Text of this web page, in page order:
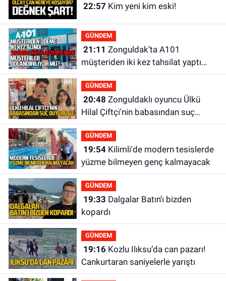
22:57 Kim yeni kim eski!
GÜNDEM
21:11
müşteriden iki kez tahsilat yaptı
geri ödemiyor!
GÜNDEM
20:48
Hilal Çiftçi'nin babasından suç
duyurusu
GÜNDEM
19:54Kilimli'de modern tesislerde
yüzme bilmeyen genç kalmayacak
GÜNDEM
19:33
kopardı
GÜNDEM
19:16Kozlu Ilıksu’da can pazarı!
Cankurtaran saniyelerle yarıştı